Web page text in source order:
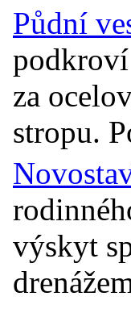
Půdní
za
stropu.
výskyt